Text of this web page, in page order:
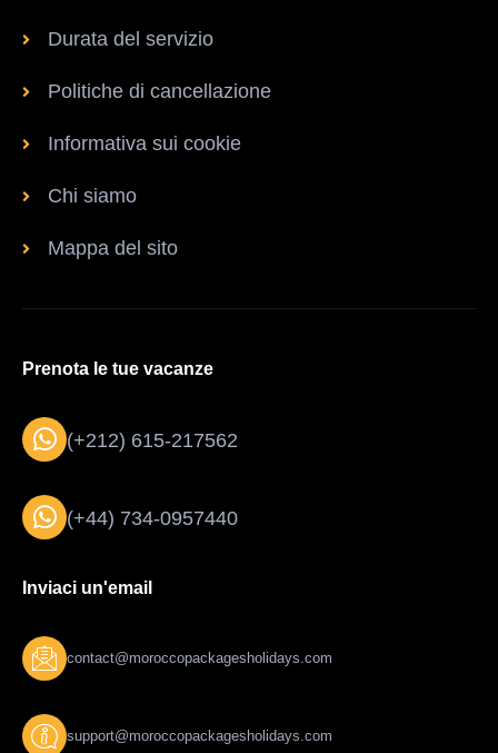
Durata del servizio
Politiche di cancellazione
Informativa sui cookie
Chi siamo
Mappa del sito
Prenota le tue vacanze
(+212) 615-217562
(+44) 734-0957440
Inviaci un'email
contact@moroccopackagesholidays.com
support@moroccopackagesholidays.com